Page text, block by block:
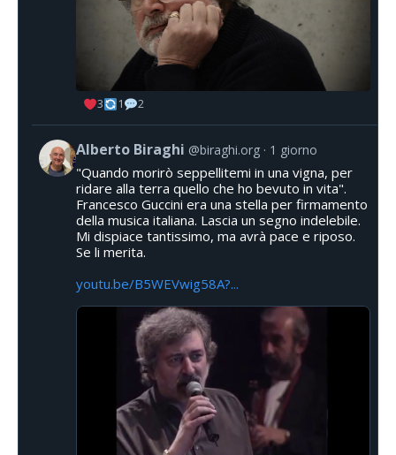
3 1 2
Alberto Biraghi @biraghi.org 1 giorno
"Quando morirò seppellitemi in una vigna, per
ridare alla terra quello che ho bevuto in vita".
Francesco Guccini era una stella per firmamento
della musica italiana. Lascia un segno indelebile.
Mi dispiace tantissimo, ma avrà pace e riposo.
Se li merita.
youtu.be/B5WEVwig58A?...